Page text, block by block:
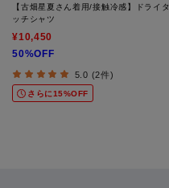
【古畑星夏さん着用/接触冷感】ドライタ
ッチシャツ
¥10,450
50%OFF
5.0 (2件)
さらに15%OFF